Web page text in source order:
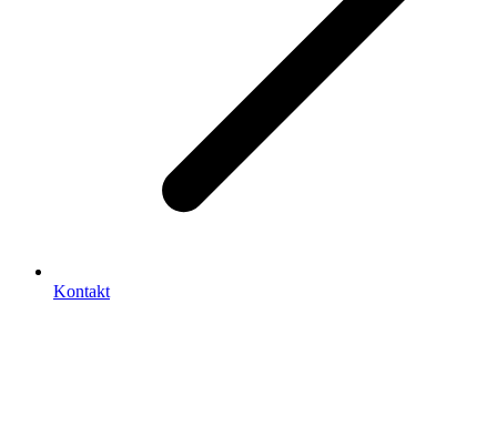
Kontakt